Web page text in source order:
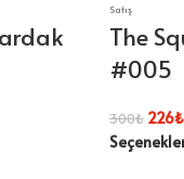
Satış
The
#005
300₺ 226₺